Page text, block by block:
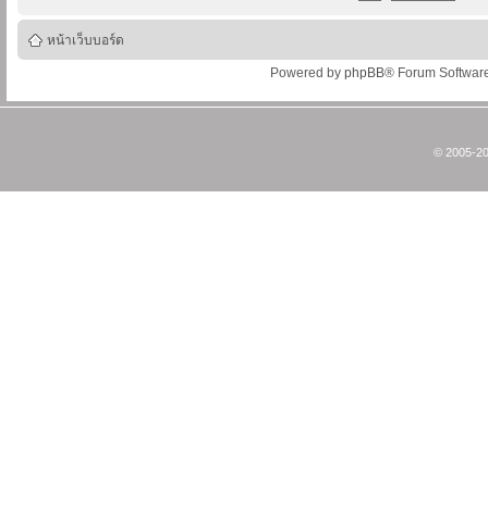
หน้าเว็บบอร์ด
Powered by phpBB® Forum
© 2005-